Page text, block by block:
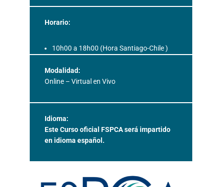
Horario:
10h00 a 18h00 (Hora Santiago-Chile )
Modalidad:
Online – Virtual en Vivo
Idioma:
Este Curso oficial FSPCA será impartido
en idioma español.